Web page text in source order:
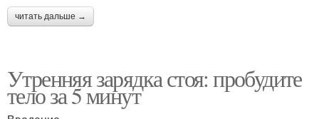
читать дальше →
Утренняя зарядка стоя: пробудите
тело за 5 минут